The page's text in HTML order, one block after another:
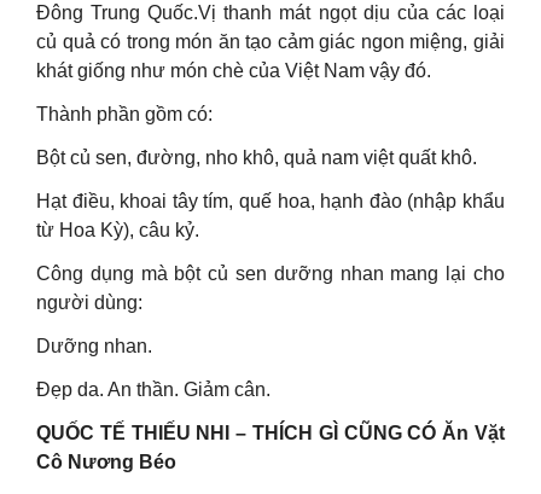
Đông Trung Quốc.Vị thanh mát ngọt dịu của các loại
củ quả có trong món ăn tạo cảm giác ngon miệng, giải
khát giống như món chè của Việt Nam vậy đó.
Thành phần gồm có:
Bột củ sen, đường, nho khô, quả nam việt quất khô.
Hạt điều, khoai tây tím, quế hoa, hạnh đào (nhập khẩu
từ Hoa Kỳ), câu kỷ.
Công dụng mà bột củ sen dưỡng nhan mang lại cho
người dùng:
Dưỡng nhan.
Đẹp da. An thần. Giảm cân.
QUỐC TẾ THIẾU NHI – THÍCH GÌ CŨNG CÓ Ăn Vặt
Cô Nương Béo